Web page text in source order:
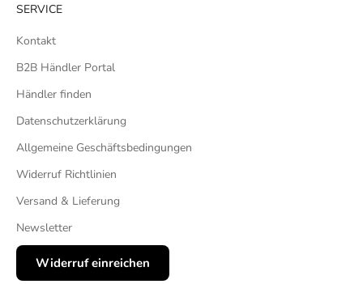
SERVICE
Kontakt
B2B Händler Portal
Händler finden
Datenschutzerklärung
Allgemeine Geschäftsbedingungen
Widerruf Richtlinien
Versand & Lieferung
Newsletter
Widerruf einreichen